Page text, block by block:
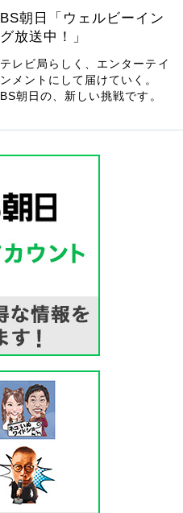
BS朝日「ウェルビーイン
グ放送中！」
テレビ局らしく、エンターテイ
ンメントにして届けていく。
BS朝日の、新しい挑戦です。